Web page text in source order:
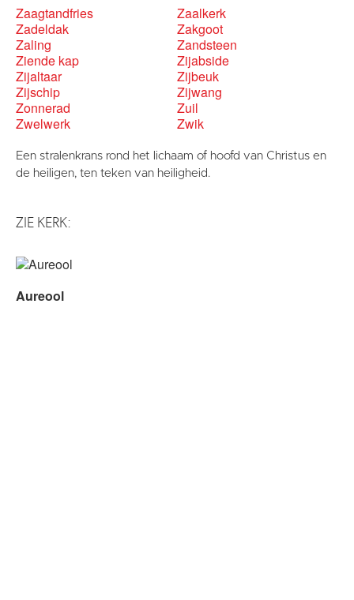
Zaagtandfries
Zaalkerk
Zadeldak
Zakgoot
Zaling
Zandsteen
Ziende kap
Zijabside
Zijaltaar
Zijbeuk
Zijschip
Zijwang
Zonnerad
Zuil
Zwelwerk
Zwik
Een stralenkrans rond het lichaam of hoofd van Christus en
de heiligen, ten teken van heiligheid.
ZIE KERK:
Aureool